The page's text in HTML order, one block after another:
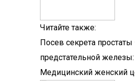
Читайте также:
Посев секрета
предстательной
Медицинский женский